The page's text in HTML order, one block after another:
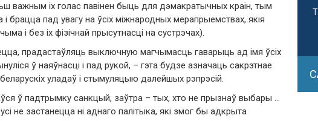
важным іх голас павінен быць для дэмакратычных краін, тым
і брацца пад увагу на ўсіх міжнародных мерапрыемствах, якія
і без іх фізічнай прысутнасці на сустрэчах).
прадастаўляць выключную магчымасць гаварыць ад імя ўсіх
ў наяўнасці і пад рукой, – гэта будзе азначаць сакрэтнае
уладаў і стымуляцыю далейшых рэпрэсій.
ў падтрымку санкцый, заўтра – тых, хто не прызнаў выбары …
не застанецца ні аднаго палітыка, які змог бы адкрыта